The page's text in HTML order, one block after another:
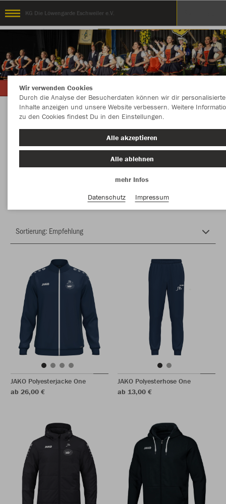
KG Die Löwengarde Eschweiler e.V.
Der Onlineshop mit allen Artikeln unserer
Vereinskollektion
Farbe
JAKO Polyesterjacke One
ab 26,00 €
JAKO Polyesterhose One
ab 13,00 €
Wir verwenden Cookies
Durch die Analyse der Besucherdaten können wir dir personalisierte
Inhalte anzeigen und unsere Website verbessern. Weitere
zu den Cookies findest Du in den Einstellungen.
Alle akzeptieren
Alle ablehnen
mehr Infos
Datenschutz
Impressum